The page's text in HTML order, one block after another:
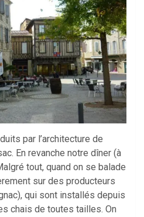
par l’architecture de
En revanche notre dîner (à
tout, quand on se balade
sur des producteurs
qui sont installés depuis
chais de toutes tailles. On